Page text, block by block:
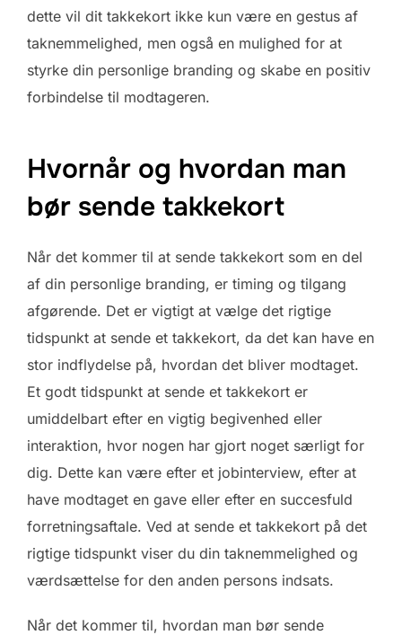
dette vil dit takkekort ikke kun være en gestus af
taknemmelighed, men også en mulighed for at
styrke din personlige branding og skabe en positiv
forbindelse til modtageren.
Hvornår og hvordan man
bør sende takkekort
Når det kommer til at sende takkekort som en del
af din personlige branding, er timing og tilgang
afgørende. Det er vigtigt at vælge det rigtige
tidspunkt at sende et takkekort, da det kan have en
stor indflydelse på, hvordan det bliver modtaget.
Et godt tidspunkt at sende et takkekort er
umiddelbart efter en vigtig begivenhed eller
interaktion, hvor nogen har gjort noget særligt for
dig. Dette kan være efter et jobinterview, efter at
have modtaget en gave eller efter en succesfuld
forretningsaftale. Ved at sende et takkekort på det
rigtige tidspunkt viser du din taknemmelighed og
værdsættelse for den anden persons indsats.
Når det kommer til, hvordan man bør sende